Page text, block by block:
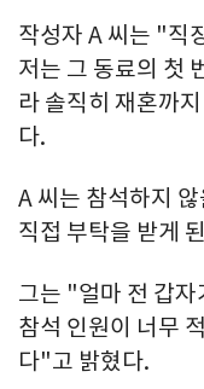
작성자 A 씨는 "직
저는 그 동료의 첫
라 솔직히 재혼까
다.
A 씨는 참석하지
직접 부탁을 받게
그는 "얼마 전 갑자
참석 인원이 너무
다"고 밝혔다.